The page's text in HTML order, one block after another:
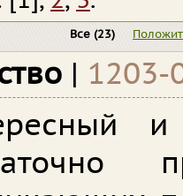
Все (23)
| 1203-